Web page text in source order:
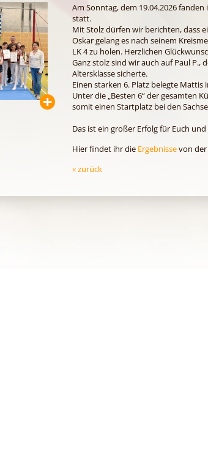
Am Sonntag, dem 19.04.2026
statt.
Mit Stolz dürfen wir berichten, dass
Oskar gelang es nach seinem
LK 4 zu holen. Herzlichen
Ganz stolz sind wir auch auf Paul P.,
Altersklasse sicherte.
Einen starken 6. Platz belegte Mattis
Unter die „Besten 6“ der gesamten
somit einen Startplatz bei den
Das ist ein großer Erfolg für Euch
Hier findet ihr die Ergebnissevon der
« zurück